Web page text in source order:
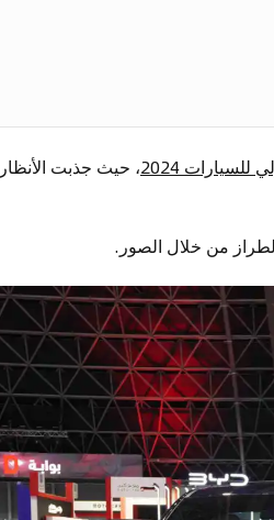
2024
، حيث جذبت الأنظار
من خلال الصور.